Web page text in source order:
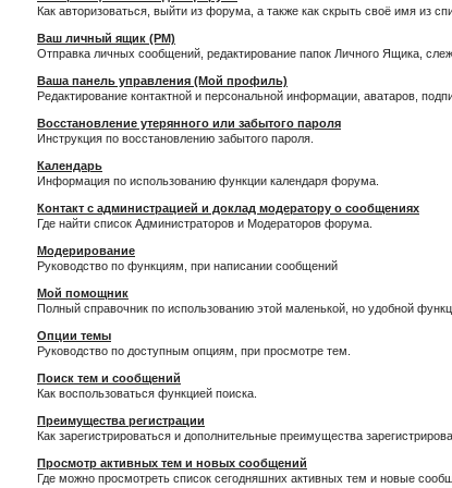
Как авторизоваться, выйти из форума, а также как скрыть своё имя из
Ваш личный ящик (PM)
Отправка личных сообщений, редактирование папок Личного Ящика,
Ваша панель управления (Мой профиль)
Редактирование контактной и персональной информации, аватаров,
Восстановление утерянного или забытого пароля
Инструкция по восстановлению забытого пароля.
Календарь
Информация по использованию функции календаря форума.
Контакт с администрацией и доклад модератору о сообщениях
Где найти список Администраторов и Модераторов форума.
Модерирование
Руководство по функциям, при написании сообщений
Мой помощник
Полный справочник по использованию этой маленькой, но удобной
Опции темы
Руководство по доступным опциям, при просмотре тем.
Поиск тем и сообщений
Как воспользоваться функцией поиска.
Преимущества регистрации
Как зарегистрироваться и дополнительные преимущества
Просмотр активных тем и новых сообщений
Где можно просмотреть список сегодняшних активных тем и новые